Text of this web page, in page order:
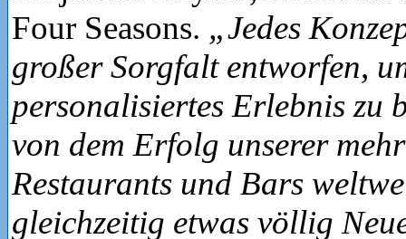
Four Seasons. „Jedes
großer Sorgfalt entworfen,
personalisiertes Erlebnis zu
von dem Erfolg unserer
Restaurants und Bars
gleichzeitig etwas völlig